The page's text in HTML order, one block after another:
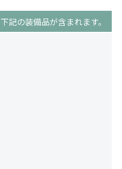
下記の装備品が含まれます。